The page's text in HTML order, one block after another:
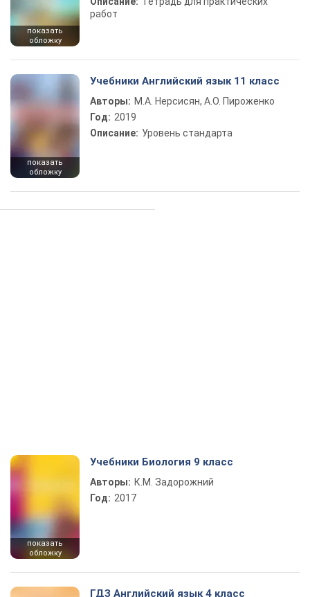
показать
обложку
работ
показать
обложку
Учебники Английский язык 11 класс
Авторы: М.А. Нерсисян, А.О. Пироженко
Год: 2019
Описание: Уровень стандарта
показать
обложку
Учебники Биология 9 класс
Авторы: К.М. Задорожний
Год: 2017
ГДЗ Английский язык 4 класс